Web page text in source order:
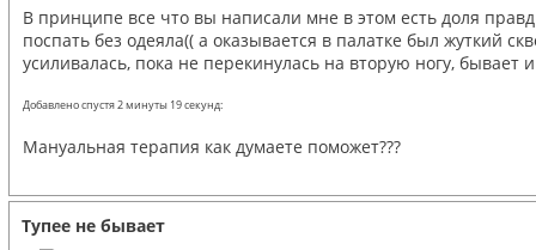
В принципе все что вы написали мне в этом есть доля
поспать без одеяла(( а оказывается в палатке был жуткий
усиливалась, пока не перекинулась на вторую ногу, бывает
Добавлено спустя 2 минуты 19 секунд:
Мануальная терапия как думаете поможет???
Тупее не бывает